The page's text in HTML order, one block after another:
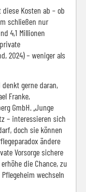
Kosten ab – ob
schließen nur
4,1 Millionen
2024) – weniger als
denkt gerne daran,
Franke,
GmbH. „Junge
– interessieren sich
doch sie können
ändere
Vorsorge sichere
die Chance, zu
wechseln